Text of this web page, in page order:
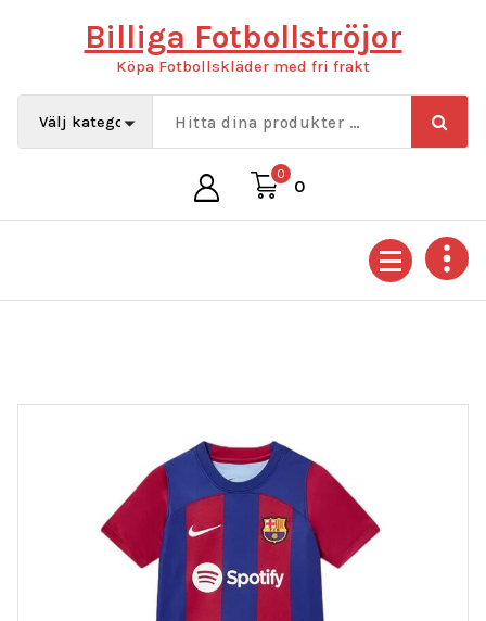
Billiga Fotbollströjor
Köpa Fotbollskläder med fri frakt
0
0